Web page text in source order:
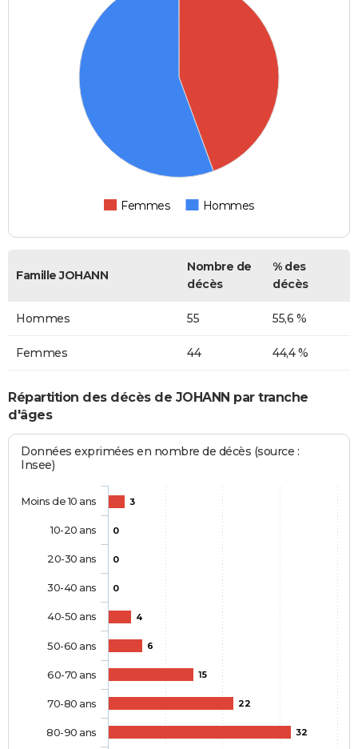
Femmes Hommes
Famille JOHANN
Nombre de
décès
% des
décès
Hommes 55 55,6 %
Femmes 44 44,4 %
Répartition des décès de JOHANN par tranche
d'âges
Données exprimées en nombre de décès (source :
Insee)
3
0
0
0
4
6
15
22
32
Moins de 10 ans
10-20 ans
20-30 ans
30-40 ans
40-50 ans
50-60 ans
60-70 ans
70-80 ans
80-90 ans